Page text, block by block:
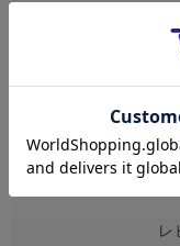
ユーザーレビュー
レ